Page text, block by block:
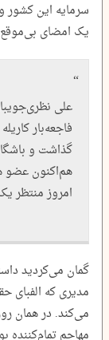
سرمایه این کشور
یک امضای بی‌موقع
علی
فاجعه‌بار
گذاشت و
هم‌اکنون عضو
امروز منتظر
گمان می‌کردید
مدیری که الفبای
می‌کند. در همان
مهاجم تمام‌کننده